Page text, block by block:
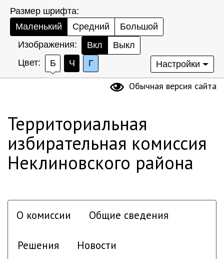
Размер шрифта:
Маленький
Средний
Большой
Изображения:
Вкл
Выкл
Цвет:
Б Ч Г Настройки
Обычная версия сайта
Территориальная
избирательная комиссия
Неклиновского района
О комиссии Общие сведения
Решения Новости